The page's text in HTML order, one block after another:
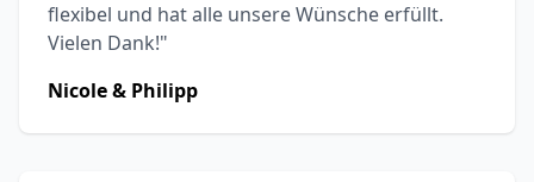
flexibel und hat alle unsere Wünsche erfüllt.
Vielen Dank!"
Nicole & Philipp